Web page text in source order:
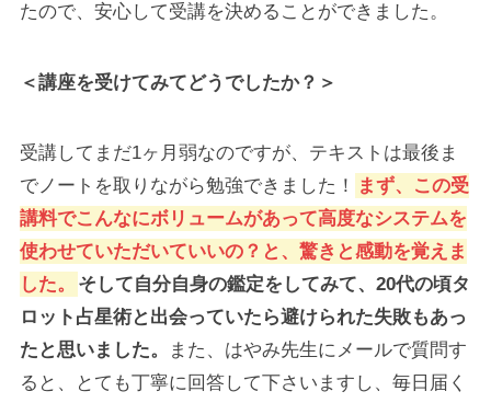
たので、安心して受講を決めることができました。
＜講座を受けてみてどうでしたか？＞
受講してまだ1ヶ月弱なのですが、テキストは最後ま
でノートを取りながら勉強できました！
まず、この受
講料でこんなにボリュームがあって高度なシステムを
使わせていただいていいの？と、驚きと感動を覚えま
した。
そして自分自身の鑑定をしてみて、20代の頃タ
ロット占星術と出会っていたら避けられた失敗もあっ
たと思いました。
また、はやみ先生にメールで質問す
ると、とても丁寧に回答して下さいますし、毎日届く